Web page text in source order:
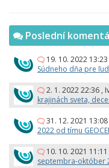
Poslední
19. 10. 2022 13:23
Súdneho dňa pre
2. 1. 2022 22:36 ,
krajinách sveta,
31. 12. 2021 13:08
2022 od tímu
10. 10. 2021 11:11
septembra-október